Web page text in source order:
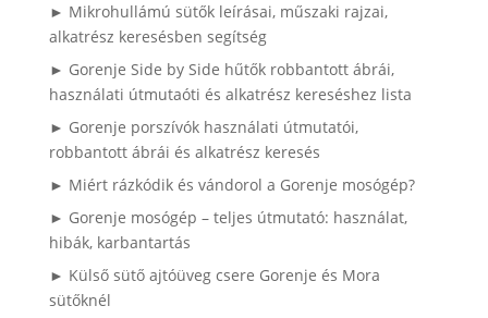
► Mikrohullámú sütők leírásai, műszaki rajzai,
alkatrész keresésben segítség
► Gorenje Side by Side hűtők robbantott ábrái,
használati útmutaóti és alkatrész kereséshez lista
► Gorenje porszívók használati útmutatói,
robbantott ábrái és alkatrész keresés
► Miért rázkódik és vándorol a Gorenje mosógép?
► Gorenje mosógép – teljes útmutató: használat,
hibák, karbantartás
► Külső sütő ajtóüveg csere Gorenje és Mora
sütőknél